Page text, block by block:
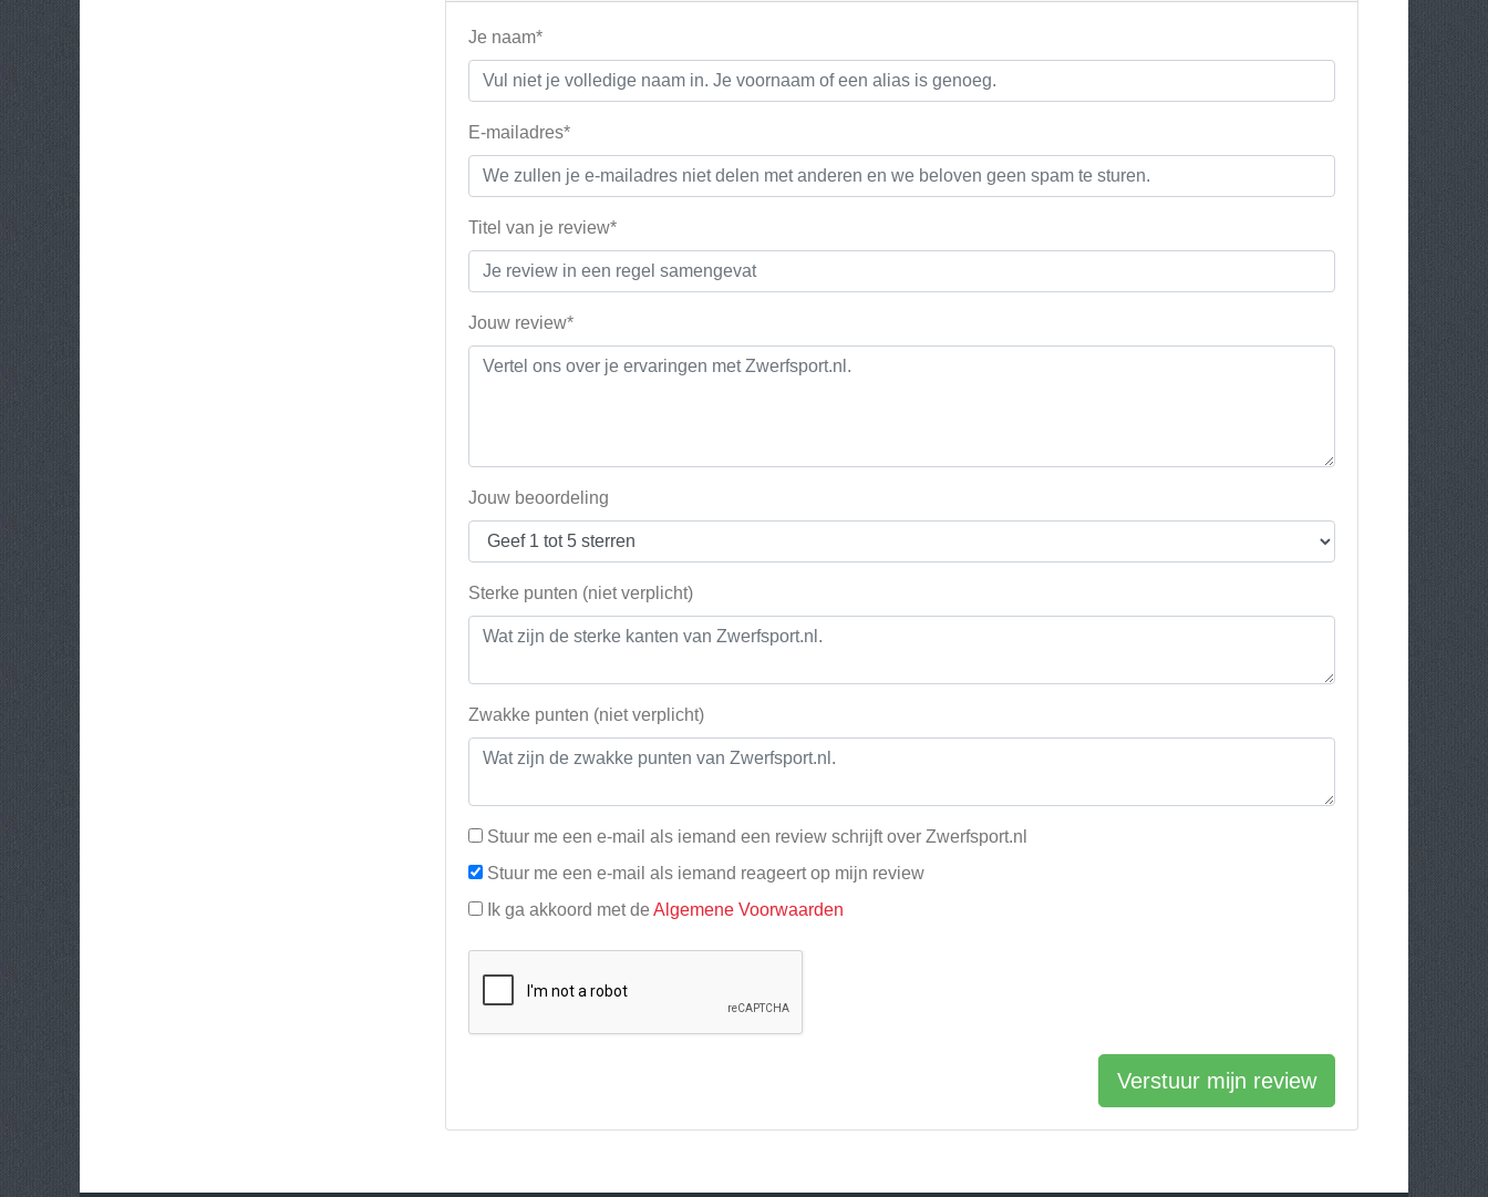
Je naam*
E-mailadres*
Titel van je review*
Jouw review*
Jouw beoordeling
Sterke punten (niet verplicht)
Zwakke punten (niet verplicht)
Stuur me een e-mail als iemand een review schrijft over Zwerfsport.nl
Stuur me een e-mail als iemand reageert op mijn review
Ik ga akkoord met de Algemene Voorwaarden
Verstuur mijn review